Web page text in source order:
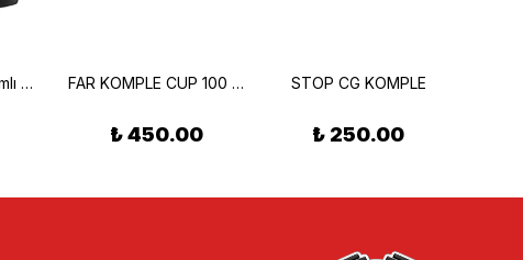
Agk Sinyal Sarı Camlı Adet FAR KOMPLE CUP 100 LİFAN-RAMZEY
₺ 450.00
STOP CG KOMPLE
₺ 250.00